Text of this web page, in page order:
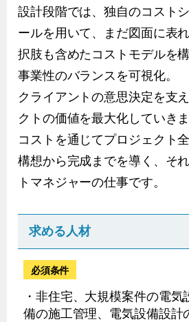
設計段階では、独自のコスト
ールを用いて、まだ図面に表
択肢も含めたコストモデルを
事業性のバランスを可視化。
クライアントの意思決定を支
クトの価値を最大化していきま
コストを通じてプロジェクト
構想から完成までを導く、そ
トマネジャーの仕事です。
求める人材
必須条件
・非住宅、大規模案件の電
備の施工管理、電気設備設計